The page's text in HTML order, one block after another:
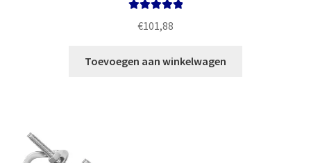
uit 5
€101,88
Toevoegen aan winkelwagen